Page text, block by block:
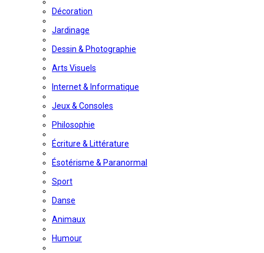
Décoration
Jardinage
Dessin & Photographie
Arts Visuels
Internet & Informatique
Jeux & Consoles
Philosophie
Écriture & Littérature
Ésotérisme & Paranormal
Sport
Danse
Animaux
Humour